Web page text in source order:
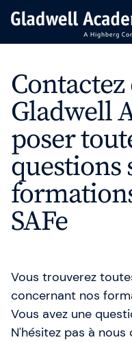
Pré-
Nos
Calendrier
Formations
Formateurs
Indicateurs
Qui
Gladwell
poser
questions
SAFe
Vous trouverez
concernant nos
Vous avez une
N'hésitez pas à